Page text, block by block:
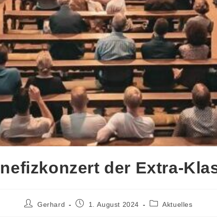
der Extra-
Gerhard 1. August 2024 Aktuelles